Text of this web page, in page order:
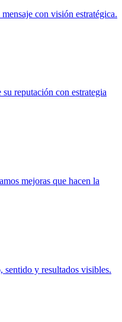
con visión estratégica.
reputación con estrategia
mejoras que hacen la
sentido y resultados visibles.